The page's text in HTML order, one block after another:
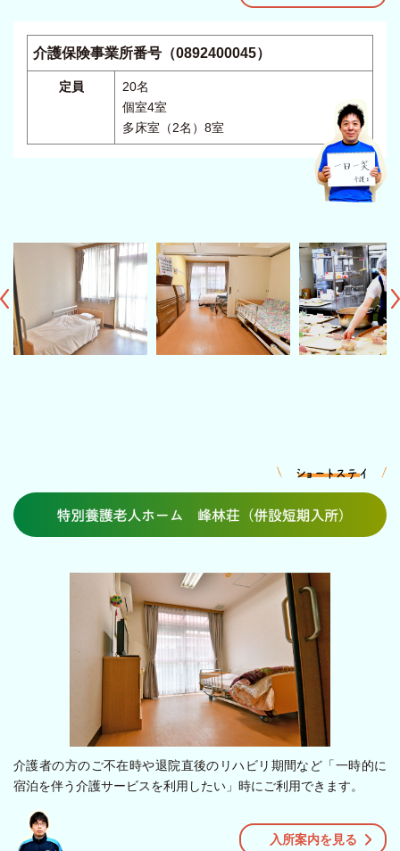
介護保険事業所番号（0892400045）
定員
20名
個室4室
多床室（2名）8室
介護者の方のご不在時や退院直後のリハビリ期間など「一時的に
宿泊を伴う介護サービスを利用したい」時にご利用できます。
入所案内を見る